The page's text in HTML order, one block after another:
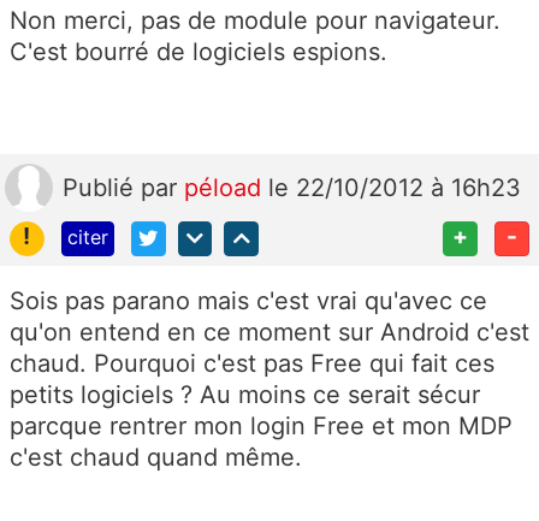
Non merci, pas de module pour navigateur.
C'est bourré de logiciels espions.
Publié par péload le 22/10/2012 à 16h23
!
citer + -
Sois pas parano mais c'est vrai qu'avec ce
qu'on entend en ce moment sur Android c'est
chaud. Pourquoi c'est pas Free qui fait ces
petits logiciels ? Au moins ce serait sécur
parcque rentrer mon login Free et mon MDP
c'est chaud quand même.